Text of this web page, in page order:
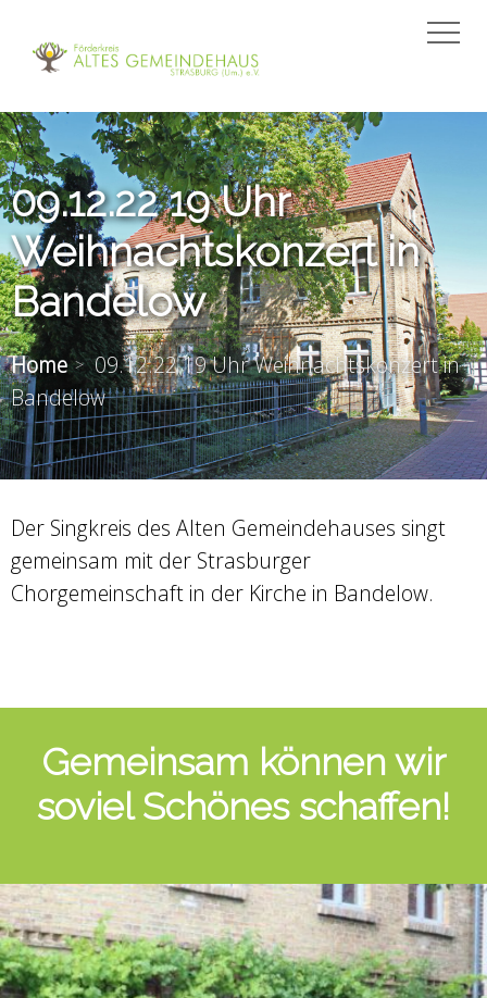
09.12.22 19 Uhr
Weihnachtskonzert in
Bandelow
Home
09.12.22 19 Uhr Weihnachtskonzert in
Bandelow
Der Singkreis des Alten Gemeindehauses singt
gemeinsam mit der Strasburger
Chorgemeinschaft in der Kirche in Bandelow.
Gemeinsam können wir
soviel Schönes schaffen!